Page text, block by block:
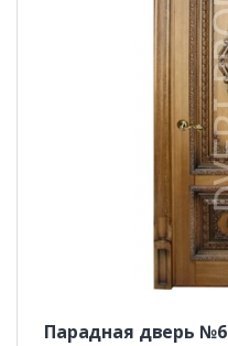
Парадная дверь №6